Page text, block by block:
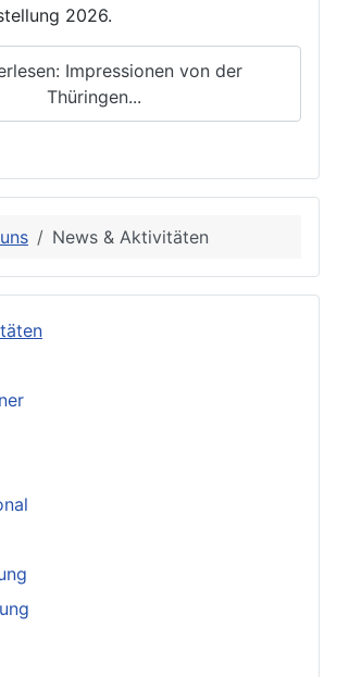
2026.
Impressionen von der
Thüringen...
News & Aktivitäten